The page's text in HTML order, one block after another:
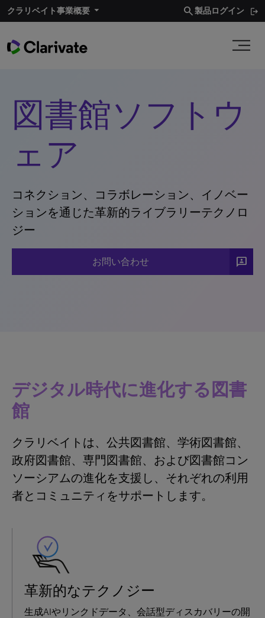
クラリベイト事業概要​ search製品ログイン
図書館ソフトウ
ェア
コネクション、コラボレーション、イノベー
ションを通じた革新的ライブラリーテクノロ
ジー
お問い合わせ 3P
デジタル時代に進化する図書
館
クラリベイトは、公共図書館、学術図書館、
政府図書館、専門図書館、および図書館コン
ソーシアムの進化を支援し、それぞれの利用
者とコミュニティをサポートします。
革新的なテクノジー
生成AIやリンクドデータ、会話型ディスカバリーの開